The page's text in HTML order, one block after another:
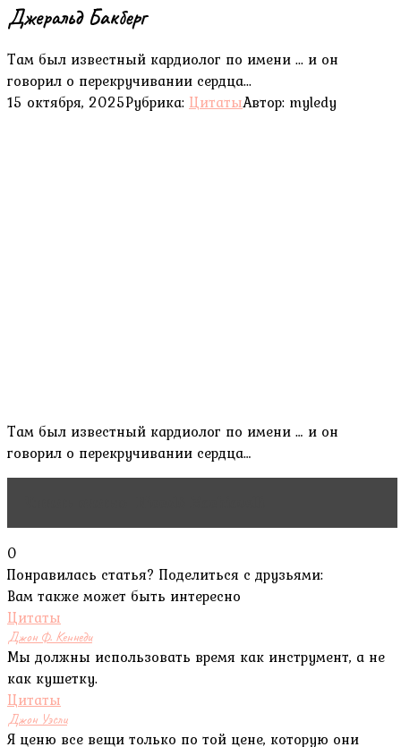
Джеральд Бакберг
Там был известный кардиолог по имени ... и он
говорил о перекручивании сердца...
15 октября, 2025Рубрика: ЦитатыАвтор: myledy
Там был известный кардиолог по имени … и он
говорил о перекручивании сердца…
0
Понравилась статья? Поделиться с друзьями:
Вам также может быть интересно
Цитаты
Джон Ф. Кеннеди
Мы должны использовать время как инструмент, а не
как кушетку.
Цитаты
Джон Уэсли
Я ценю все вещи только по той цене, которую они